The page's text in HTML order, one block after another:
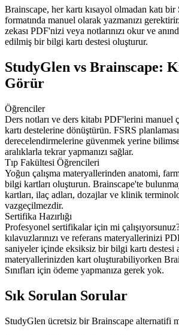
Brainscape, her kartı kısayol olmadan katı
formatında manuel olarak yazmanızı
zekası PDF'nizi veya notlarınızı okur ve
edilmiş bir bilgi kartı destesi oluşturur.
StudyGlen vs Brainscape:
Görür
Öğrenciler
Ders notları ve ders kitabı PDF'lerini manuel
kartı destelerine dönüştürün. FSRS
derecelendirmelerine güvenmek yerine
aralıklarla tekrar yapmanızı sağlar.
Tıp Fakültesi Öğrencileri
Yoğun çalışma materyallerinden anatomi,
bilgi kartları oluşturun. Brainscape'te
kartları, ilaç adları, dozajlar ve klinik
vazgeçilmezdir.
Sertifika Hazırlığı
Profesyonel sertifikalar için mi
kılavuzlarınızı ve referans materyallerinizi
saniyeler içinde eksiksiz bir bilgi kartı destesi
materyallerinizden kart oluşturabiliyorken
Sınıfları için ödeme yapmanıza gerek yok.
Sık Sorulan Sorular
StudyGlen ücretsiz bir Brainscape alternatifi